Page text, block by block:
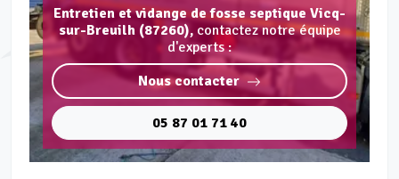
Entretien et vidange de fosse septique Vicq-
sur-Breuilh (87260), contactez notre équipe
d'experts :
Nous contacter
05 87 01 71 40